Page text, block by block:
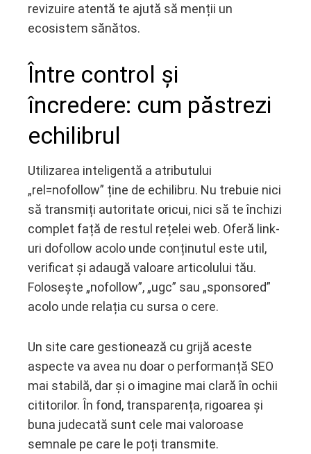
revizuire atentă te ajută să menții un
ecosistem sănătos.
Între control și
încredere: cum păstrezi
echilibrul
Utilizarea inteligentă a atributului
„rel=nofollow” ține de echilibru. Nu trebuie nici
să transmiți autoritate oricui, nici să te închizi
complet față de restul rețelei web. Oferă link-
uri dofollow acolo unde conținutul este util,
verificat și adaugă valoare articolului tău.
Folosește „nofollow”, „ugc” sau „sponsored”
acolo unde relația cu sursa o cere.
Un site care gestionează cu grijă aceste
aspecte va avea nu doar o performanță SEO
mai stabilă, dar și o imagine mai clară în ochii
cititorilor. În fond, transparența, rigoarea și
buna judecată sunt cele mai valoroase
semnale pe care le poți transmite.